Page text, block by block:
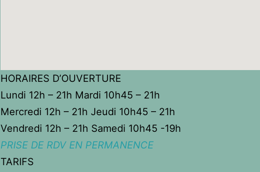
HORAIRES D’OUVERTURE
Lundi 12h – 21h Mardi 10h45 – 21h
Mercredi 12h – 21h Jeudi 10h45 – 21h
Vendredi 12h – 21h Samedi 10h45 -19h
PRISE DE RDV EN PERMANENCE
TARIFS